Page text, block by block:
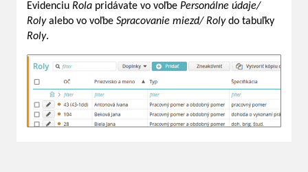
Evidenciu Rola pridávate vo voľbe Personálne údaje/
Rolyalebo vo voľbe Spracovanie miezd/ Rolydo tabuľky
Roly.